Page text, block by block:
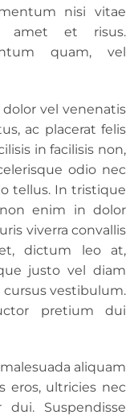
nisi vitae
amet et risus.
quam, vel
vel venenatis
ac placerat felis
in facilisis non,
odio nec
tellus. In tristique
enim in dolor
viverra convallis
dictum leo at,
justo vel diam
vestibulum.
pretium dui
aliquam
eros, ultricies nec
Suspendisse